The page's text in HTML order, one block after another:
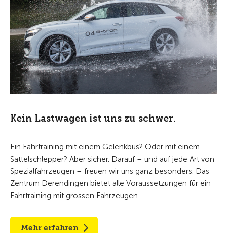
Kein Lastwagen ist uns zu schwer.
Ein Fahrtraining mit einem Gelenkbus? Oder mit einem
Sattelschlepper? Aber sicher. Darauf – und auf jede Art von
Spezialfahrzeugen – freuen wir uns ganz besonders. Das
Zentrum Derendingen bietet alle Voraussetzungen für ein
Fahrtraining mit grossen Fahrzeugen.
Mehr erfahren